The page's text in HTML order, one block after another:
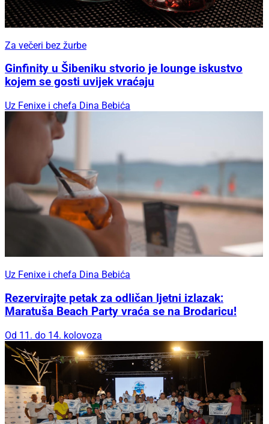
Za večeri bez žurbe
Ginfinity u Šibeniku stvorio je lounge iskustvo
kojem se gosti uvijek vraćaju
Uz Fenixe i chefa Dina Bebića
Uz Fenixe i chefa Dina Bebića
Rezervirajte petak za odličan ljetni izlazak:
Maratuša Beach Party vraća se na Brodaricu!
Od 11. do 14. kolovoza